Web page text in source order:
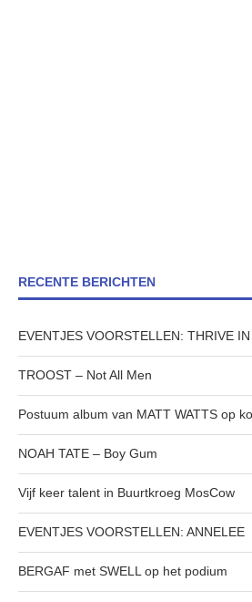
RECENTE BERICHTEN
EVENTJES VOORSTELLEN: THRIVE
TROOST – Not All Men
Postuum album van MATT WATTS op
NOAH TATE – Boy Gum
Vijf keer talent in Buurtkroeg MosCow
EVENTJES VOORSTELLEN: ANNELEE
BERGAF met SWELL op het podium